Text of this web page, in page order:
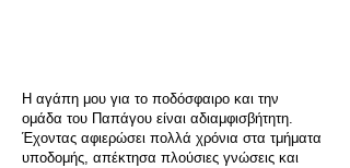
Η αγάπη μου για το ποδόσφαιρο και την
ομάδα του Παπάγου είναι αδιαμφισβήτητη.
Έχοντας αφιερώσει πολλά χρόνια στα τμήματα
υποδομής, απέκτησα πλούσιες γνώσεις και